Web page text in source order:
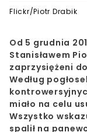
Flickr/Piotr Drabik
Od 5 grudnia
Stanisławem
zaprzysiężeni
Według
miało na celu
Wszystko
spalił na